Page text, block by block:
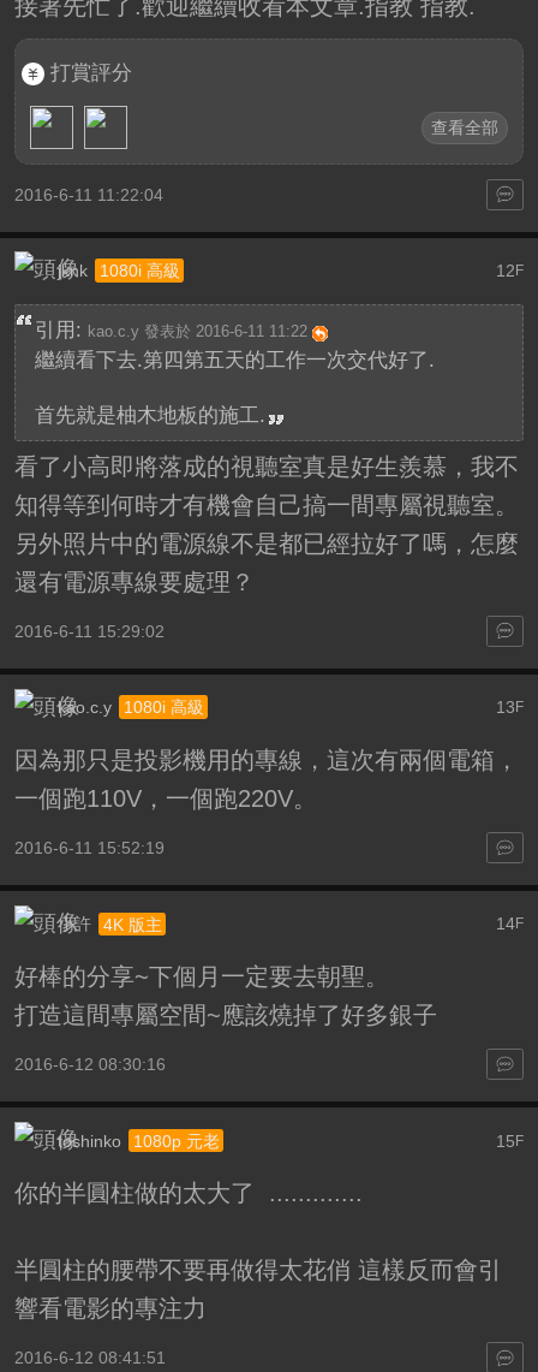
接著先忙了.歡迎繼續收看本文章.指教 指教.
打賞評分
查看全部
2016-6-11 11:22:04
12 F
jknk 1080i 高級
引用: kao.c.y 發表於 2016-6-11 11:22
繼續看下去.第四第五天的工作一次交代好了.
首先就是柚木地板的施工.
看了小高即將落成的視聽室真是好生羨慕，我不
知得等到何時才有機會自己搞一間專屬視聽室。
另外照片中的電源線不是都已經拉好了嗎，怎麼
還有電源專線要處理？
2016-6-11 15:29:02
13 F
kao.c.y 1080i 高級
因為那只是投影機用的專線，這次有兩個電箱，
一個跑110V，一個跑220V。
2016-6-11 15:52:19
14F
小許 4K 版主
好棒的分享~下個月一定要去朝聖。
打造這間專屬空間~應該燒掉了好多銀子
2016-6-12 08:30:16
15F
toshinko 1080p 元老
你的半圓柱做的太大了 .............
半圓柱的腰帶不要再做得太花俏 這樣反而會引
響看電影的專注力
2016-6-12 08:41:51